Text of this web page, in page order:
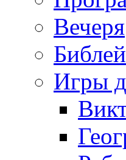
Вечеря
Игры